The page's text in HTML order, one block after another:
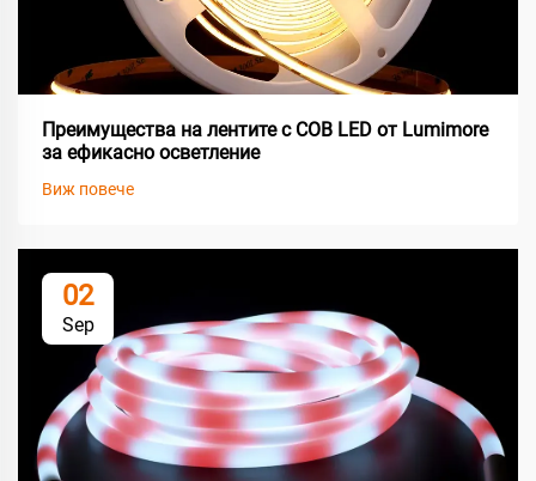
Преимущества на лентите с COB LED от Lumimore
за ефикасно осветление
Виж повече
02
Sep